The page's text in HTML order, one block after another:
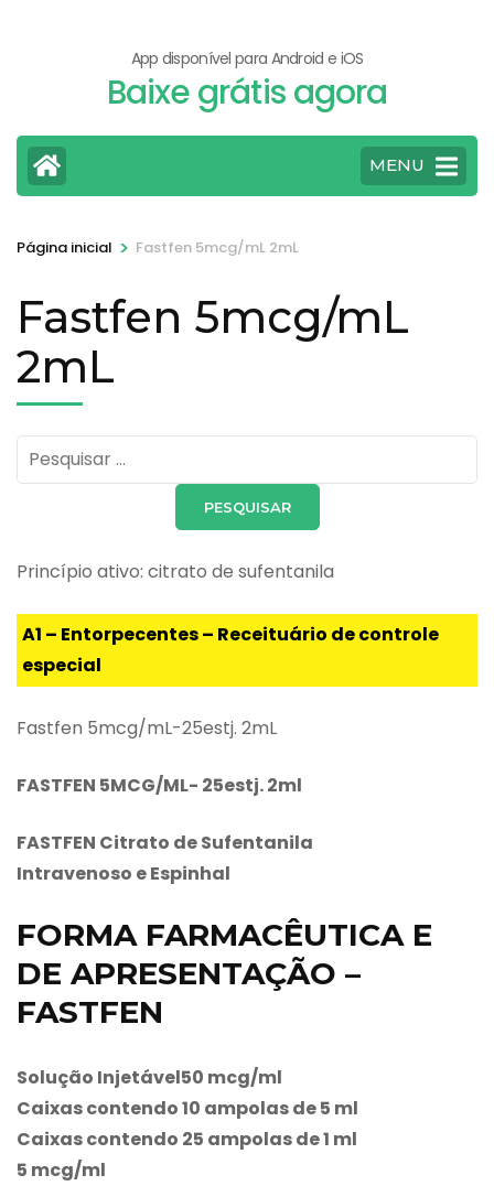
App disponível para Android e iOS
Baixe grátis agora
MENU
Página inicial > Fastfen 5mcg/mL 2mL
Fastfen 5mcg/mL
2mL
Pesquisar
por:
Princípio ativo: citrato de sufentanila
A1 – Entorpecentes – Receituário de controle
especial
Fastfen 5mcg/mL-25estj. 2mL
FASTFEN 5MCG/ML- 25estj. 2ml
FASTFEN Citrato de Sufentanila
Intravenoso e Espinhal
FORMA FARMACÊUTICA E
DE APRESENTAÇÃO –
FASTFEN
Solução Injetável50 mcg/ml
Caixas contendo 10 ampolas de 5 ml
Caixas contendo 25 ampolas de 1 ml
5 mcg/ml